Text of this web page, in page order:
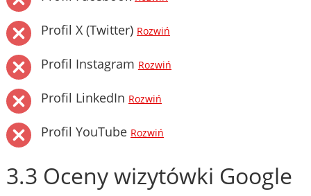
Profil X (Twitter) Rozwiń
Profil Instagram Rozwiń
Profil LinkedIn Rozwiń
Profil YouTube Rozwiń
3.3 Oceny wizytówki Google